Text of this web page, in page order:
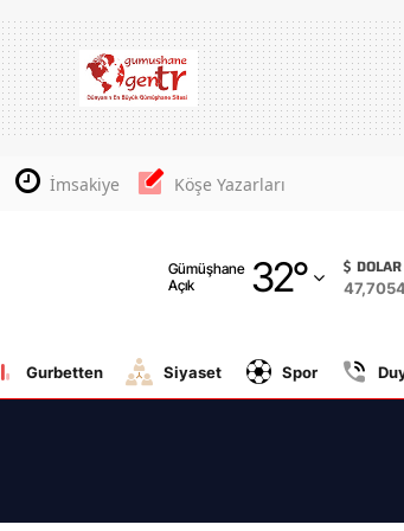
İmsakiye Köşe Yazarları
Gümüşhane
Açık
32°
Adana
Adıyaman
Amasya
Antalya
DOLAR
Gurbetten Siyaset Spor